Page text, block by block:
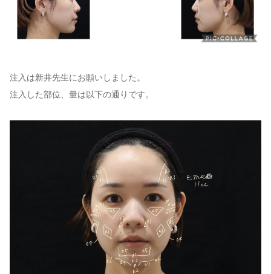
注入は新井先生にお願いしました。
注入した部位、量は以下の通りです。